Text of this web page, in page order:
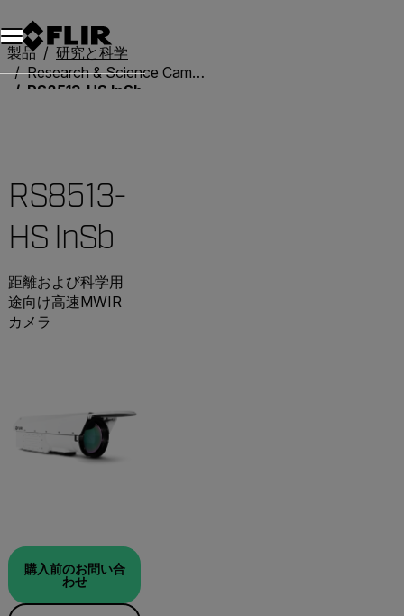
製品
研究と科学
Research & Science Cameras
RS8513-HS InSb
RS8513-
HS InSb
距離および科学用
途向け高速MWIR
カメラ
購入前のお問い合
わせ